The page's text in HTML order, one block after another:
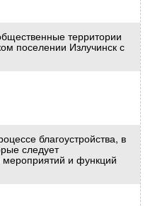
территории
поселении Излучинск с
благоустройства, в
следует
мероприятий и функций